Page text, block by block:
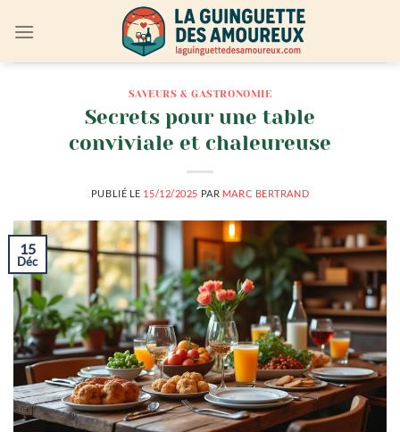
SAVEURS & GASTRONOMIE
Secrets pour une table
conviviale et chaleureuse
PUBLIÉ LE 15/12/2025 PAR MARC BERTRAND
15
Déc